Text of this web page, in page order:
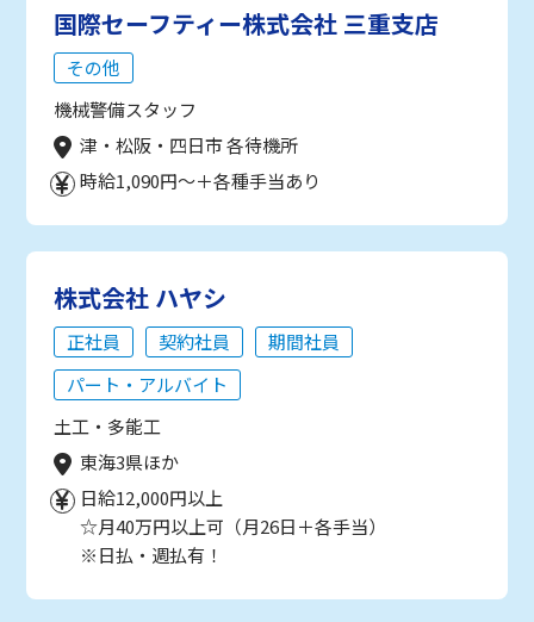
国際セーフティー株式会社 三重支店
その他
機械警備スタッフ
津・松阪・四日市 各待機所
時給1,090円～＋各種手当あり
株式会社 ハヤシ
正社員 契約社員
期間社員
パート・アルバイト
土工・多能工
東海3県ほか
日給12,000円以上
☆月40万円以上可（月26日＋各手当）
※日払・週払有！